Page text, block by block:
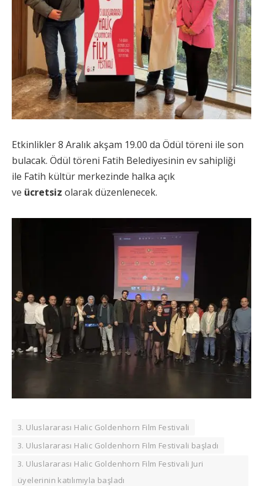
Etkinlikler 8 Aralık akşam 19.00 da Ödül töreni ile son
bulacak. Ödül töreni Fatih Belediyesinin ev sahipliği
ile Fatih kültür merkezinde halka açık
ve ücretsiz olarak düzenlenecek.
3. Uluslararası Halic Goldenhorn Film Festivali
3. Uluslararası Halic Goldenhorn Film Festivali başladı
3. Uluslararası Halic Goldenhorn Film Festivali Juri
üyelerinin katılımıyla başladı